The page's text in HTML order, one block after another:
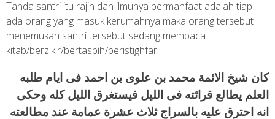
Tanda santri itu rajin dan ilmunya bermanfaat adalah tiap
ada orang yang masuk kerumahnya maka orang tersebut
menemukan santri tersebut sedang membaca
kitab/berzikir/bertasbih/beristighfar.
كان شيخ الائمة محمد بن علوى بن احمد فى ايام طلبه
العلم يطالع قرائته فى الليل فيستغرق الليل كله وحكى
انه احترق عليه بالسراج ثلاث عشرة عمامة عند مطالعته